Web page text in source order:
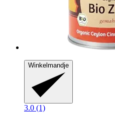
Winkelmandje
3.0 (1)